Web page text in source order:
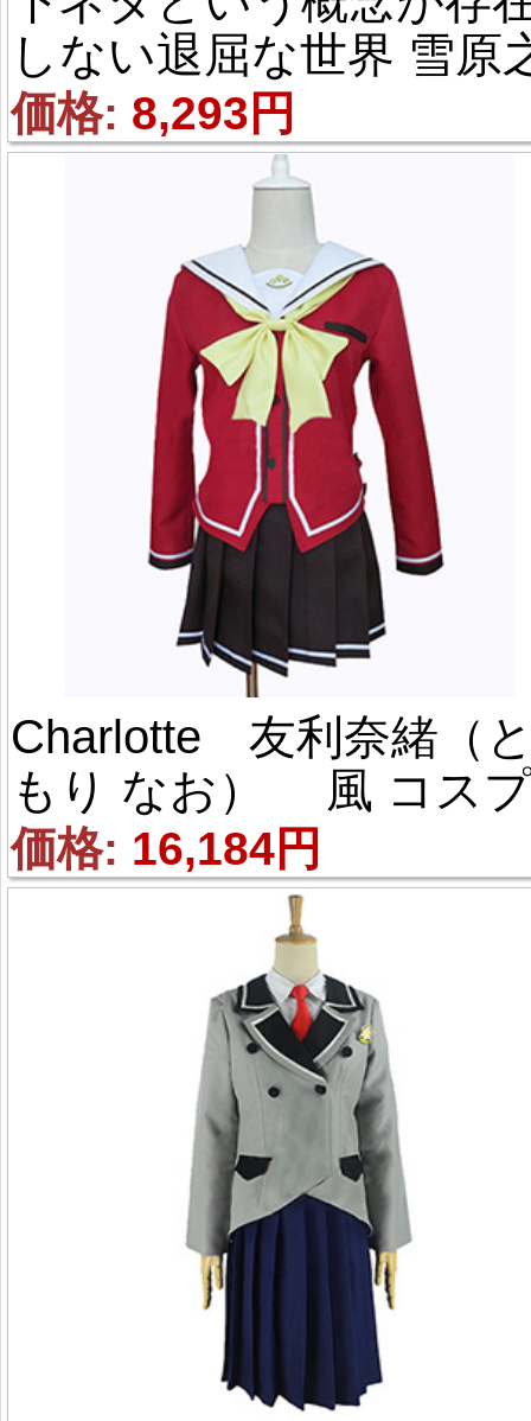
しない退屈な世界 雪原
青 風 コスプレ衣装
価格: 8,293円
Charlotte 友利奈緒（
もり なお） 風 コスプ
レ衣装
価格: 16,184円